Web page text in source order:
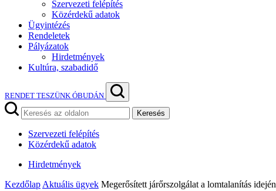
Szervezeti felépítés
Közérdekű adatok
Ügyintézés
Rendeletek
Pályázatok
Hirdetmények
Kultúra, szabadidő
RENDET TESZÜNK ÓBUDÁN
Keresés
Szervezeti felépítés
Közérdekű adatok
Hirdetmények
Kezdőlap Aktuális ügyek Megerősített járőrszolgálat a lomtalanítás idején